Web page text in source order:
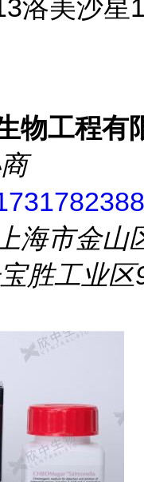
洛美沙星
物工程有
海市金山
胜工业区